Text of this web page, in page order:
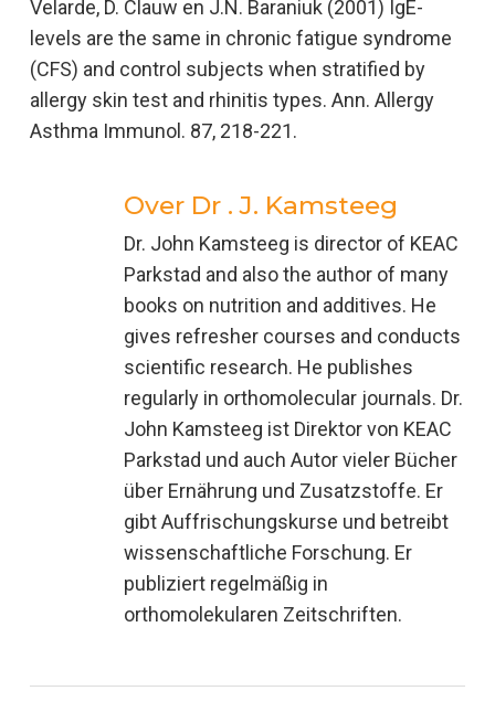
Velarde, D. Clauw en J.N. Baraniuk (2001) IgE-
levels are the same in chronic fatigue syndrome
(CFS) and control subjects when stratified by
allergy skin test and rhinitis types. Ann. Allergy
Asthma Immunol. 87, 218-221.
OverDr . J. Kamsteeg
Dr. John Kamsteeg is director of KEAC
Parkstad and also the author of many
books on nutrition and additives. He
gives refresher courses and conducts
scientific research. He publishes
regularly in orthomolecular journals. Dr.
John Kamsteeg ist Direktor von KEAC
Parkstad und auch Autor vieler Bücher
über Ernährung und Zusatzstoffe. Er
gibt Auffrischungskurse und betreibt
wissenschaftliche Forschung. Er
publiziert regelmäßig in
orthomolekularen Zeitschriften.